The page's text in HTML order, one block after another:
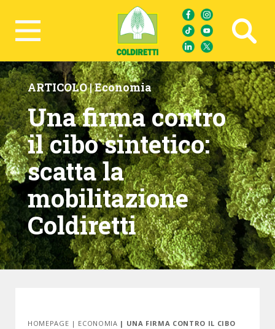
Ricerca avanzata
ARTICOLO |Economia
Una firma contro
il cibo sintetico:
scatta la
mobilitazione
Coldiretti
HOMEPAGE | ECONOMIA | UNA FIRMA CONTRO IL CIBO